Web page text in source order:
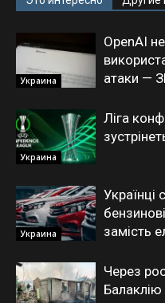
Украина
OpenAI
атаки —
Украина
Ліга
Украина
Українці
замість
Через